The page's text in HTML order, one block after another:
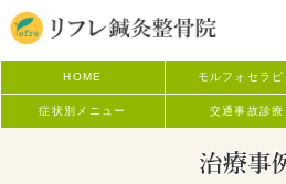
HOME モルフォセラピ
症状別メニュー 交通事故診療
治療事